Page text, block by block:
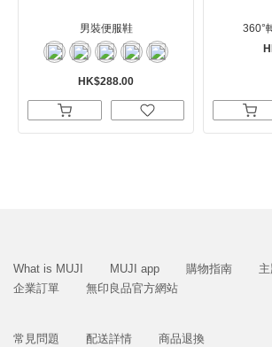
男裝便服鞋
HK$288.00
360°
What is MUJI MUJI app 購物指南
企業訂單
無印良品官方網站
常見問題 配送詳情 商品退換